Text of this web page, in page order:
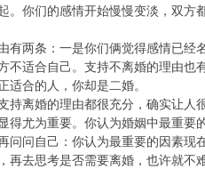
。你们的感情开始慢慢变淡，双方
有两条：一是你们俩觉得感情已经
不适合自己。支持不离婚的理由也
适合的人，你却是二婚。
持离婚的理由都很充分，确实让人
得尤为重要。你认为婚姻中最重要
问问自己：你认为最重要的因素现
再去思考是否需要离婚，也许就不